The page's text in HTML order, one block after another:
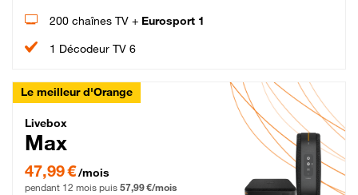
200 chaînes TV + Eurosport 1
1 Décodeur TV 6
Le meilleur d'Orange
Livebox Max Fibre
Livebox
Max
47,99 € par mois pendant 12 mois puis 57,99 € par mois, Engagement 12 mois
47,99 €/mois
pendant 12 mois puis 57,99 €/mois